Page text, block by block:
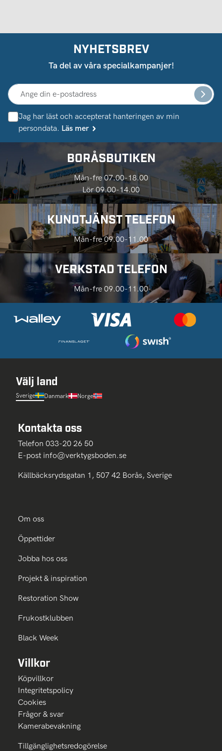
NYHETSBREV
Ta del av våra specialkampanjer!
Jag har läst och accepterat hanteringen av min
persondata. Läs mer
BORÅSBUTIKEN
Mån-fre 07.00-18.00
Lör 09.00-14.00
KUNDTJÄNST TELEFON
Mån-fre 09.00-11.00
VERKSTAD TELEFON
Mån-fre 09.00-11.00
Välj land
Sverige Danmark Norge
Kontakta oss
Telefon 033-20 26 50
E-post info@verktygsboden.se
Källbäcksrydsgatan 1, 507 42 Borås, Sverige
Om oss
Öppettider
Jobba hos oss
Projekt & inspiration
Restoration Show
Frukostklubben
Black Week
Villkor
Köpvillkor
Integritetspolicy
Cookies
Frågor & svar
Kamerabevakning
Tillgänglighetsredogörelse